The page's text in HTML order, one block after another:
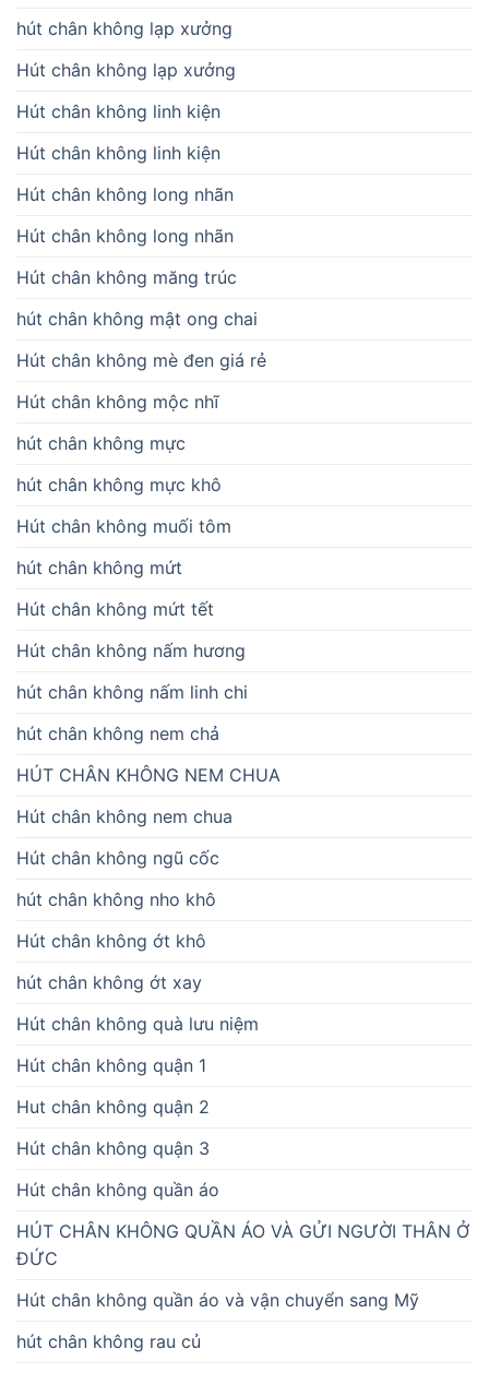
hút chân không lạp xưởng
Hút chân không lạp xưởng
Hút chân không linh kiện
Hút chân không linh kiện
Hút chân không long nhãn
Hút chân không long nhãn
Hút chân không măng trúc
hút chân không mật ong chai
Hút chân không mè đen giá rẻ
Hút chân không mộc nhĩ
hút chân không mực
hút chân không mực khô
Hút chân không muối tôm
hút chân không mứt
Hút chân không mứt tết
Hút chân không nấm hương
hút chân không nấm linh chi
hút chân không nem chả
HÚT CHÂN KHÔNG NEM CHUA
Hút chân không nem chua
Hút chân không ngũ cốc
hút chân không nho khô
Hút chân không ớt khô
hút chân không ớt xay
Hút chân không quà lưu niệm
Hút chân không quận 1
Hut chân không quận 2
Hút chân không quận 3
Hút chân không quần áo
HÚT CHÂN KHÔNG QUẦN ÁO VÀ GỬI NGƯỜI THÂN Ở
ĐỨC
Hút chân không quần áo và vận chuyển sang Mỹ
hút chân không rau củ